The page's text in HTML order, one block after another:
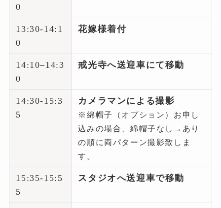
0
13:30-14:1
0
花嫁様着付
14:10–14:3
0
戒光寺へ送迎車にて移動
14:30-15:3
5
カメラマンによる撮影
※綿帽子（オプション）お申し
込みの場合、綿帽子なし→あり
の順に両パターン撮影致しま
す。
15:35-15:5
5
スタジオへ送迎車で移動